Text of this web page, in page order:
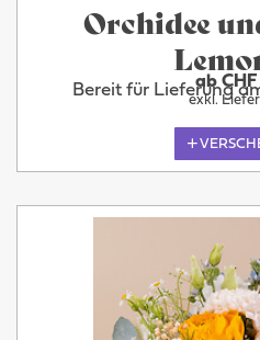
Orchidee
Bereit für Lieferung
ab
exkl.